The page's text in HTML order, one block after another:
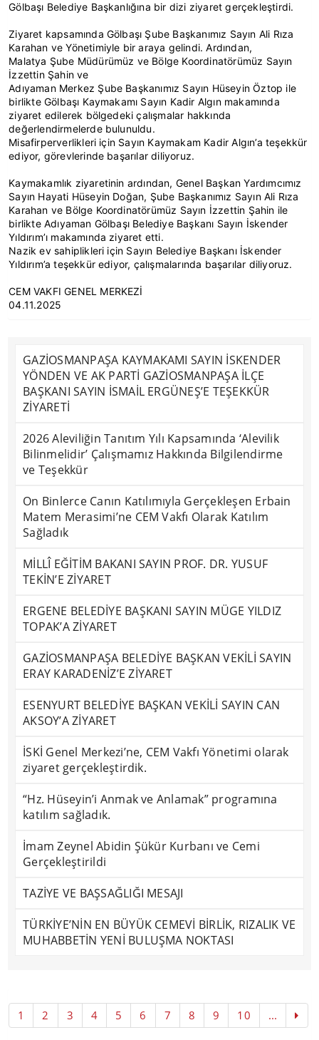
Gölbaşı Belediye Başkanlığına bir dizi ziyaret gerçekleştirdi.
Ziyaret kapsamında Gölbaşı Şube Başkanımız Sayın Ali Rıza
Karahan ve Yönetimiyle bir araya gelindi. Ardından,
Malatya Şube Müdürümüz ve Bölge Koordinatörümüz Sayın
İzzettin Şahin ve
Adıyaman Merkez Şube Başkanımız Sayın Hüseyin Öztop ile
birlikte Gölbaşı Kaymakamı Sayın Kadir Algın makamında
ziyaret edilerek bölgedeki çalışmalar hakkında
değerlendirmelerde bulunuldu.
Misafirperverlikleri için Sayın Kaymakam Kadir Algın’a teşekkür
ediyor, görevlerinde başarılar diliyoruz.
Kaymakamlık ziyaretinin ardından, Genel Başkan Yardımcımız
Sayın Hayati Hüseyin Doğan, Şube Başkanımız Sayın Ali Rıza
Karahan ve Bölge Koordinatörümüz Sayın İzzettin Şahin ile
birlikte Adıyaman Gölbaşı Belediye Başkanı Sayın İskender
Yıldırım’ı makamında ziyaret etti.
Nazik ev sahiplikleri için Sayın Belediye Başkanı İskender
Yıldırım’a teşekkür ediyor, çalışmalarında başarılar diliyoruz.
CEM VAKFI GENEL MERKEZİ
04.11.2025
GAZİOSMANPAŞA KAYMAKAMI SAYIN İSKENDER
YÖNDEN VE AK PARTİ GAZİOSMANPAŞA İLÇE
BAŞKANI SAYIN İSMAİL ERGÜNEŞ’E TEŞEKKÜR
ZİYARETİ
2026 Aleviliğin Tanıtım Yılı Kapsamında ‘Alevilik
Bilinmelidir’ Çalışmamız Hakkında Bilgilendirme
ve Teşekkür
On Binlerce Canın Katılımıyla Gerçekleşen Erbain
Matem Merasimi’ne CEM Vakfı Olarak Katılım
Sağladık
MİLLÎ EĞİTİM BAKANI SAYIN PROF. DR. YUSUF
TEKİN’E ZİYARET
ERGENE BELEDİYE BAŞKANI SAYIN MÜGE YILDIZ
TOPAK’A ZİYARET
GAZİOSMANPAŞA BELEDİYE BAŞKAN VEKİLİ SAYIN
ERAY KARADENİZ’E ZİYARET
ESENYURT BELEDİYE BAŞKAN VEKİLİ SAYIN CAN
AKSOY’A ZİYARET
İSKİ Genel Merkezi’ne, CEM Vakfı Yönetimi olarak
ziyaret gerçekleştirdik.
“Hz. Hüseyin’i Anmak ve Anlamak” programına
katılım sağladık.
İmam Zeynel Abidin Şükür Kurbanı ve Cemi
Gerçekleştirildi
TAZİYE VE BAŞSAĞLIĞI MESAJI
TÜRKİYE’NİN EN BÜYÜK CEMEVİ BİRLİK, RIZALIK VE
MUHABBETİN YENİ BULUŞMA NOKTASI
1 2 3 4 5 6 7 8 9 10 ...